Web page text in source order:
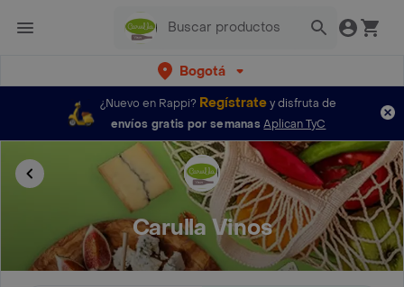
Bogotá
¿Nuevo en Rappi? Regístratey disfruta de
envíos gratis por semanas Aplican TyC
Carulla Vinos